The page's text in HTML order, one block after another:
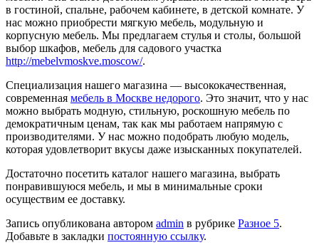
в гостиной, спальне, рабочем кабинете, в детской комнате. У
нас можно приобрести мягкую мебель, модульную и
корпусную мебель. Мы предлагаем стулья и столы, большой
выбор шкафов, мебель для садового участка
http://mebelvmoskve.moscow/.
Специализация нашего магазина — высококачественная,
современная мебель в Москве недорого. Это значит, что у нас
можно выбрать модную, стильную, роскошную мебель по
демократичным ценам, так как мы работаем напрямую с
производителями. У нас можно подобрать любую модель,
которая удовлетворит вкусы даже изысканных покупателей.
Достаточно посетить каталог нашего магазина, выбрать
понравившуюся мебель, и мы в минимальные сроки
осуществим ее доставку.
Запись опубликована автором admin в рубрике Разное 5.
Добавьте в закладки постоянную ссылку.